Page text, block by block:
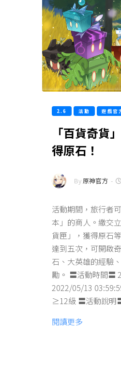
2.6 活動 遊戲官
「百貨奇貨
得原石！
By原神官方 -
活動期間，旅行者
本」的商人。繳交
貨匣」，獲得原石
達到五次，可開啟
石、大英雄的經驗
勵。 〓活動時間〓
2022/05/13
≥12級 〓活動說明
閱讀更多